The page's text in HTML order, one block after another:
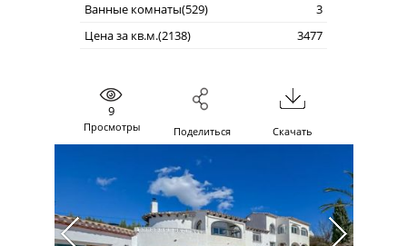
Ванные комнаты(529)
3
Цена за кв.м.(2138)
3477
9
Просмотры Поделиться Скачать